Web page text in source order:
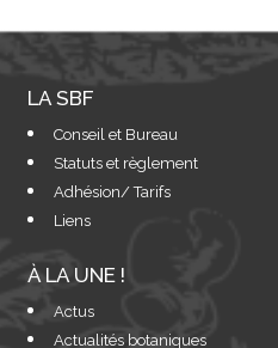
LA SBF
Conseil et Bureau
Statuts et règlement
Adhésion/ Tarifs
Liens
À LA UNE !
Actus
Actualités botaniques